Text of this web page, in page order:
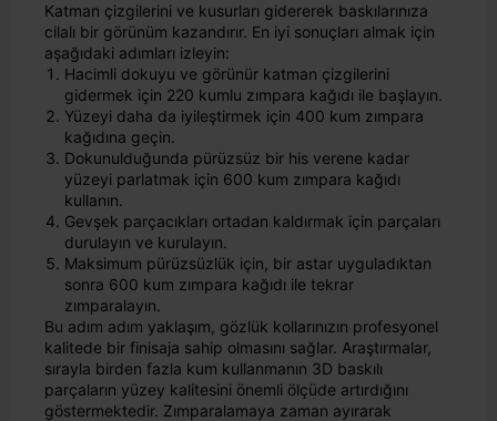
Katman çizgilerini ve kusurları gidererek baskılarınıza
cilalı bir görünüm kazandırır. En iyi sonuçları almak için
aşağıdaki adımları izleyin:
Hacimli dokuyu ve görünür katman çizgilerini
gidermek için 220 kumlu zımpara kağıdı ile başlayın.
Yüzeyi daha da iyileştirmek için 400 kum zımpara
kağıdına geçin.
Dokunulduğunda pürüzsüz bir his verene kadar
yüzeyi parlatmak için 600 kum zımpara kağıdı
kullanın.
Gevşek parçacıkları ortadan kaldırmak için parçaları
durulayın ve kurulayın.
Maksimum pürüzsüzlük için, bir astar uyguladıktan
sonra 600 kum zımpara kağıdı ile tekrar
zımparalayın.
Bu adım adım yaklaşım, gözlük kollarınızın profesyonel
kalitede bir finisaja sahip olmasını sağlar. Araştırmalar,
sırayla birden fazla kum kullanmanın 3D baskılı
parçaların yüzey kalitesini önemli ölçüde artırdığını
göstermektedir. Zımparalamaya zaman ayırarak